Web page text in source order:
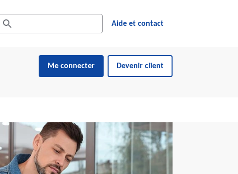
Rechercher dans le site web
Les résultats suggérés s'affichent dynamiquement sous le champ de
Aide et contact
Me connecter Devenir client